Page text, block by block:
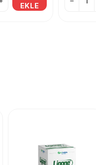
EKLE